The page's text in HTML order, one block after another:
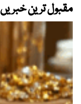
مقبول ترین خبریں